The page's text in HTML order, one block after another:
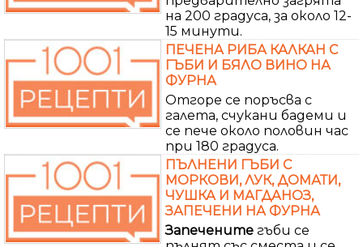
на 200 градуса, за около 12-
15 минути.
ПЕЧЕНА РИБА КАЛКАН С
ГЪБИ И БЯЛО ВИНО НА
ФУРНА
Отгоре се поръсва с
галета, счукани бадеми и
се пече около половин час
при 180 градуса.
ПЪЛНЕНИ ГЪБИ С
МОРКОВИ, ЛУК, ДОМАТИ,
ЧУШКА И МАГДАНОЗ,
ЗАПЕЧЕНИ НА ФУРНА
Запечените гъби се